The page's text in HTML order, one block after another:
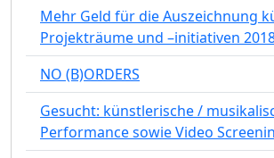
Mehr Geld für die Auszeichnung
Projekträume und –initiativen
NO (B)ORDERS
Gesucht: künstlerische /
Performance sowie Video